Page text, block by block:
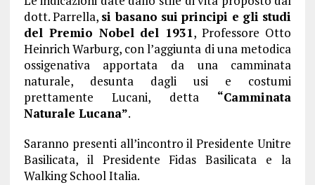
dott. Parrella, si basano sui principi e gli studi
del Premio Nobel del 1931, Professore Otto
Heinrich Warburg, con l’aggiunta di una metodica
ossigenativa apportata da una camminata
naturale, desunta dagli usi e costumi
prettamente Lucani, detta “Camminata
Naturale Lucana”.
Saranno presenti all’incontro il Presidente Unitre
Basilicata, il Presidente Fidas Basilicata e la
Walking School Italia.